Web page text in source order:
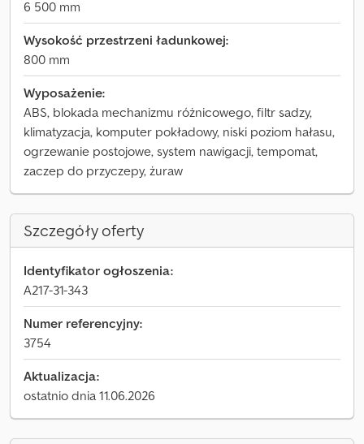
6 500 mm
Wysokość przestrzeni ładunkowej:
800 mm
Wyposażenie:
ABS, blokada mechanizmu różnicowego, filtr sadzy,
klimatyzacja, komputer pokładowy, niski poziom hałasu,
ogrzewanie postojowe, system nawigacji, tempomat,
zaczep do przyczepy, żuraw
Szczegóły oferty
Identyfikator ogłoszenia:
A217-31-343
Numer referencyjny:
3754
Aktualizacja:
ostatnio dnia 11.06.2026